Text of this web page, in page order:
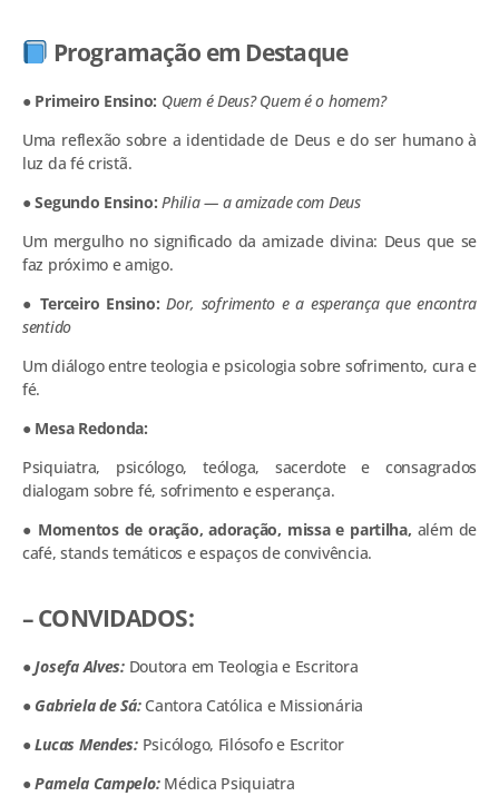
Programação em Destaque
● Primeiro Ensino: Quem é Deus? Quem é o homem?
Uma reflexão sobre a identidade de Deus e do ser humano à
luz da fé cristã.
● Segundo Ensino: Philia — a amizade com Deus
Um mergulho no significado da amizade divina: Deus que se
faz próximo e amigo.
● Terceiro Ensino: Dor, sofrimento e a esperança que encontra
sentido
Um diálogo entre teologia e psicologia sobre sofrimento, cura e
fé.
● Mesa Redonda:
Psiquiatra, psicólogo, teóloga, sacerdote e consagrados
dialogam sobre fé, sofrimento e esperança.
● Momentos de oração, adoração, missa e partilha, além de
café, stands temáticos e espaços de convivência.
– CONVIDADOS:
● Josefa Alves:Doutora em Teologia e Escritora
● Gabriela de Sá:Cantora Católica e Missionária
● Lucas Mendes:Psicólogo, Filósofo e Escritor
● Pamela Campelo:Médica Psiquiatra